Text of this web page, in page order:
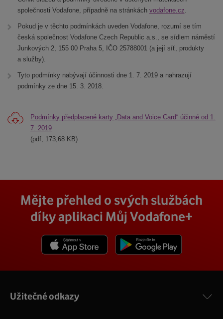
společnosti Vodafone, případně na stránkách vodafone.cz.
Pokud je v těchto podmínkách uveden Vodafone, rozumí se tím
česká společnost Vodafone Czech Republic a.s., se sídlem náměstí
Junkových 2, 155 00 Praha 5, IČO 25788001 (a její síť, produkty
a služby).
Tyto podmínky nabývají účinnosti dne 1. 7. 2019 a nahrazují
podmínky ze dne 15. 3. 2018.
Podmínky předplacené karty „Data and Voice Card“ účinné od 1.
7. 2019
(pdf, 173,68 KB)
Mějte přehled o svých službách
díky aplikaci Můj Vodafone+
Užitečné odkazy